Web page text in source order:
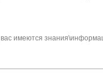
вас имеются